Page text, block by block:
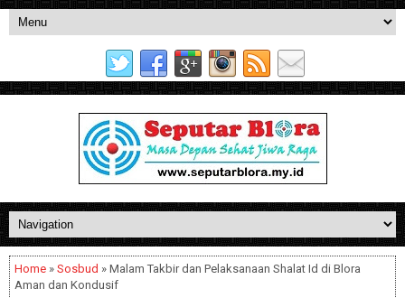
Home » Sosbud » Malam Takbir dan Pelaksanaan Shalat Id di Blora
Aman dan Kondusif